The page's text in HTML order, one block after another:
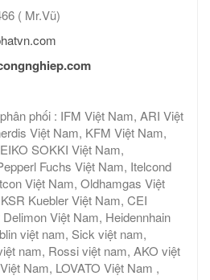
( Mr.Vũ)
phối : IFM Việt Nam, ARI Việt
Việt Nam, KFM Việt Nam,
SOKKI Việt Nam,
Fuchs Việt Nam, Itelcond
Việt Nam, Oldhamgas Việt
Kuebler Việt Nam, CEI
Việt Nam, Heidennhain
việt nam, Sick việt nam,
nam, Rossi việt nam, AKO việt
Nam, LOVATO Việt Nam ,